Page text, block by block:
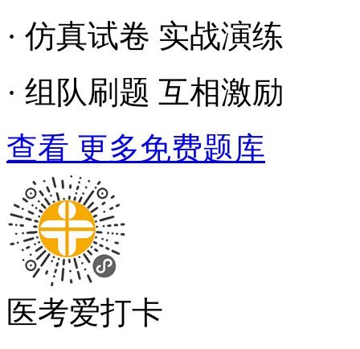
· 仿真试卷 实战演练
· 组队刷题 互相激励
查看 更多免费题库
医考爱打卡